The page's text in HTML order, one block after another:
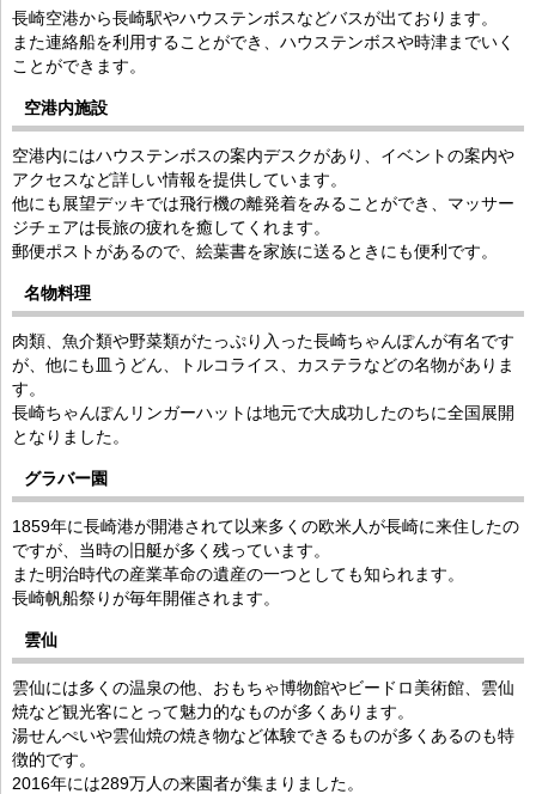
長崎空港から長崎駅やハウステンボスなどバスが出ております。
また連絡船を利用することができ、ハウステンボスや時津までいく
ことができます。
空港内施設
空港内にはハウステンボスの案内デスクがあり、イベントの案内や
アクセスなど詳しい情報を提供しています。
他にも展望デッキでは飛行機の離発着をみることができ、マッサー
ジチェアは長旅の疲れを癒してくれます。
郵便ポストがあるので、絵葉書を家族に送るときにも便利です。
名物料理
肉類、魚介類や野菜類がたっぷり入った長崎ちゃんぽんが有名です
が、他にも皿うどん、トルコライス、カステラなどの名物がありま
す。
長崎ちゃんぽんリンガーハットは地元で大成功したのちに全国展開
となりました。
グラバー園
1859年に長崎港が開港されて以来多くの欧米人が長崎に来住したの
ですが、当時の旧艇が多く残っています。
また明治時代の産業革命の遺産の一つとしても知られます。
長崎帆船祭りが毎年開催されます。
雲仙
雲仙には多くの温泉の他、おもちゃ博物館やビードロ美術館、雲仙
焼など観光客にとって魅力的なものが多くあります。
湯せんぺいや雲仙焼の焼き物など体験できるものが多くあるのも特
徴的です。
2016年には289万人の来園者が集まりました。